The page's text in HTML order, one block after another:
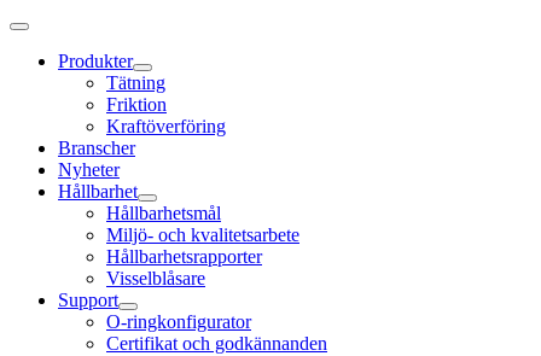
Produkter
Tätning
Friktion
Kraftöverföring
Branscher
Nyheter
Hållbarhet
Hållbarhetsmål
Miljö- och kvalitetsarbete
Hållbarhetsrapporter
Visselblåsare
Support
O-ringkonfigurator
Certifikat och godkännanden